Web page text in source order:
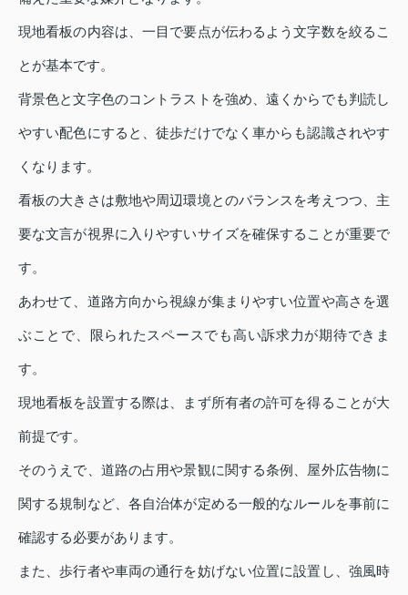
現地看板の内容は、一目で要点が伝わるよう文字数を絞るこ
とが基本です。
背景色と文字色のコントラストを強め、遠くからでも判読し
やすい配色にすると、徒歩だけでなく車からも認識されやす
くなります。
看板の大きさは敷地や周辺環境とのバランスを考えつつ、主
要な文言が視界に入りやすいサイズを確保することが重要で
す。
あわせて、道路方向から視線が集まりやすい位置や高さを選
ぶことで、限られたスペースでも高い訴求力が期待できま
す。
現地看板を設置する際は、まず所有者の許可を得ることが大
前提です。
そのうえで、道路の占用や景観に関する条例、屋外広告物に
関する規制など、各自治体が定める一般的なルールを事前に
確認する必要があります。
また、歩行者や車両の通行を妨げない位置に設置し、強風時